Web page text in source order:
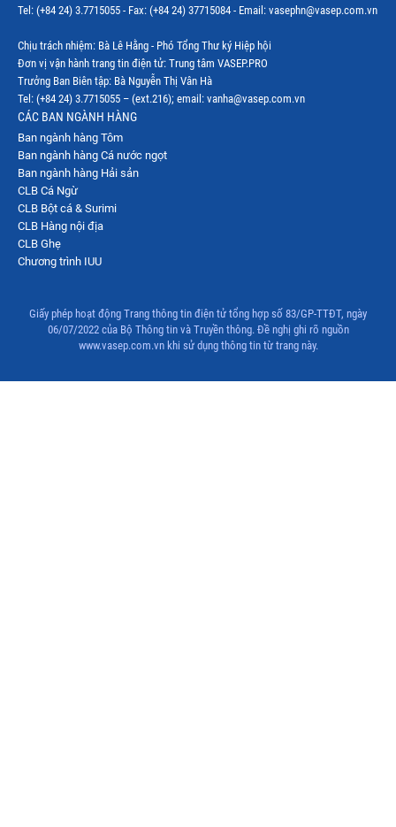
Tel: (+84 24) 3.7715055 - Fax: (+84 24) 37715084 - Email: vasephn@vasep.com.vn
Chịu trách nhiệm: Bà Lê Hằng - Phó Tổng Thư ký Hiệp hội
Đơn vị vận hành trang tin điện tử: Trung tâm VASEP.PRO
Trưởng Ban Biên tập: Bà Nguyễn Thị Vân Hà
Tel: (+84 24) 3.7715055 – (ext.216); email: vanha@vasep.com.vn
CÁC BAN NGÀNH HÀNG
Ban ngành hàng Tôm
Ban ngành hàng Cá nước ngọt
Ban ngành hàng Hải sản
CLB Cá Ngừ
CLB Bột cá & Surimi
CLB Hàng nội địa
CLB Ghẹ
Chương trình IUU
Giấy phép hoạt động Trang thông tin điện tử tổng hợp số 83/GP-TTĐT, ngày
06/07/2022 của Bộ Thông tin và Truyền thông. Đề nghị ghi rõ nguồn
www.vasep.com.vn khi sử dụng thông tin từ trang này.